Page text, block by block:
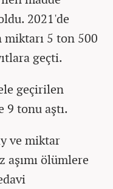
2021'de
5 ton 500
geçti.
geçirilen
9 tonu aştı.
ve miktar
aşımı ölümlere